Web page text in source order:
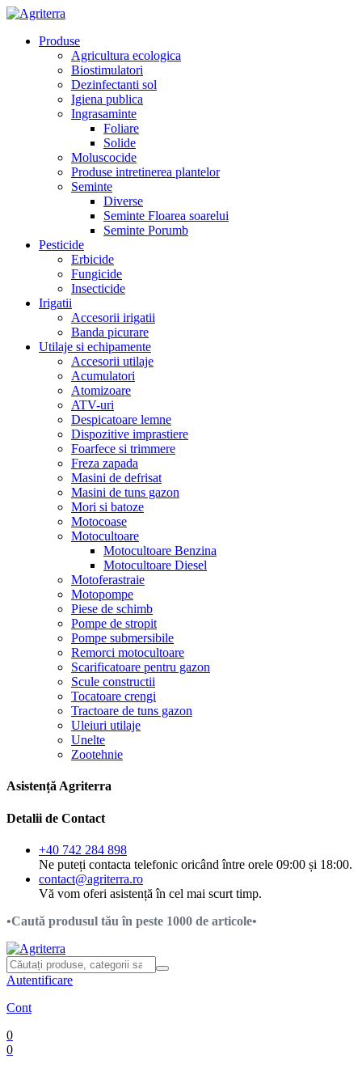
Produse
Agricultura ecologica
Biostimulatori
Dezinfectanti sol
Igiena publica
Ingrasaminte
Foliare
Solide
Moluscocide
Produse intretinerea plantelor
Seminte
Diverse
Seminte Floarea soarelui
Seminte Porumb
Pesticide
Erbicide
Fungicide
Insecticide
Irigatii
Accesorii irigatii
Banda picurare
Utilaje si echipamente
Accesorii utilaje
Acumulatori
Atomizoare
ATV-uri
Despicatoare lemne
Dispozitive imprastiere
Foarfece si trimmere
Freza zapada
Masini de defrisat
Masini de tuns gazon
Mori si batoze
Motocoase
Motocultoare
Motocultoare Benzina
Motocultoare Diesel
Motoferastraie
Motopompe
Piese de schimb
Pompe de stropit
Pompe submersibile
Remorci motocultoare
Scarificatoare pentru gazon
Scule constructii
Tocatoare crengi
Tractoare de tuns gazon
Uleiuri utilaje
Unelte
Zootehnie
Asistență Agriterra
Detalii de Contact
+40 742 284 898
Ne puteți contacta telefonic oricând între orele 09:00 și 18:00.
contact@agriterra.ro
Vă vom oferi asistență în cel mai scurt timp.
•Caută produsul tău în peste 1000 de articole•
Autentificare
Cont
0
0